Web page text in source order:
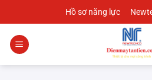
đến
nội
dung
Hồ sơ năng lực